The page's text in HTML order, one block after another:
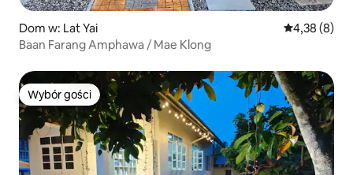
Dom w: Lat Yai Średnia
4,38 (8)
Baan Farang Amphawa / Mae Klong
Wybór gości
Wybór gości